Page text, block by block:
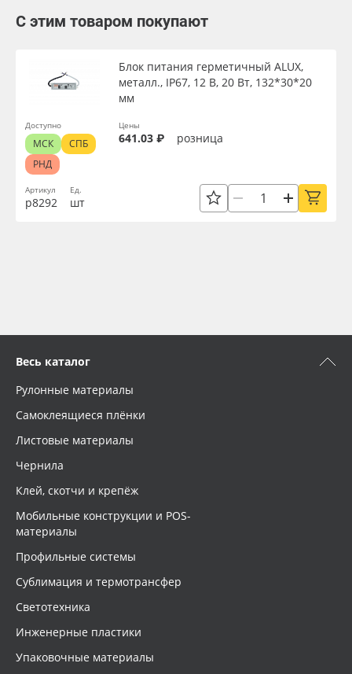
С этим товаром покупают
Артикул
р8292
Блок питания герметичный ALUX,
металл., IP67, 12 В, 20 Вт, 132*30*20
мм
Ед.
шт
Цены
641.03 ₽ розница
Доступно
МСК
СПБ
РНД
Весь каталог
Рулонные материалы
Самоклеящиеся плёнки
Листовые материалы
Чернила
Клей, скотчи и крепёж
Мобильные конструкции и POS-
материалы
Профильные системы
Сублимация и термотрансфер
Светотехника
Инженерные пластики
Упаковочные материалы